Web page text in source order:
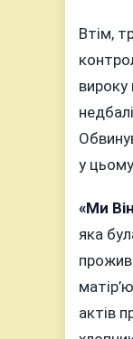
Втім,
вироку
у
«Ми
яка
актів